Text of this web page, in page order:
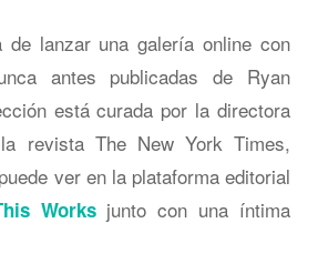
de lanzar una galería online con
antes publicadas de Ryan
está curada por la directora
revista The New York Times,
ver en la plataforma editorial
Worksjunto con una íntima